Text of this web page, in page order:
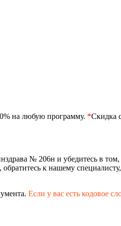
на любую программу. *Скидка
№ 206н и убедитесь в
обратитесь к нашему
Если у вас есть кодовое